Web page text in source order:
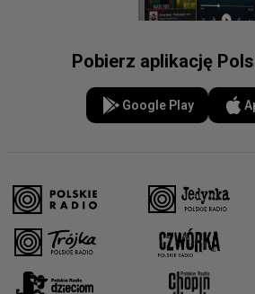
Pobierz aplikację
Google Play